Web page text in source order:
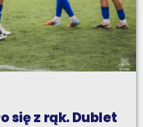
się z rąk. Dublet